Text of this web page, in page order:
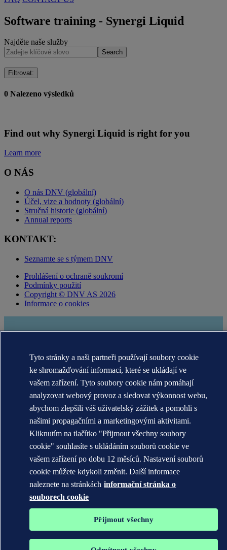
Software training - Synergi Liquid
Najděte naše služby
Search
Filtrovat:
0 Nalezeno výsledků
Find out why Synergi Liquid is right for you
Learn more
O NÁS
O nás DNV (globální)
Účel, vize a hodnoty (globální)
Stručná historie (globální)
Annual reports
KONTAKT:
Seznamte se s týmem DNV
Prohlášení o ochraně soukromí
Podmínky použití
Copyright © DNV AS 2026
Informace o cookies
Ochranné známky DNV GL®, DNV®, The Horizon Graphic a Det
Norske Veritas® jsou majetkem společností skupiny Det Norske
Veritas. Všechna práva vyhrazena.
WHEN TRUST MATTERS
Tyto stránky a naši partneři používají soubory cookie
ke shromažďování informací, které se ukládají ve
vašem zařízení. Tyto soubory cookie nám pomáhají
analyzovat webový provoz a sledovat výkonnost webu,
abychom zlepšili váš uživatelský zážitek a pomohli s
našimi propagačními a marketingovými aktivitami.
Kliknutím na tlačítko "Přijmout všechny soubory
cookie" souhlasíte s ukládáním souborů cookie ve
vašem zařízení po dobu 12 měsíců. Nastavení souborů
cookie můžete kdykoli změnit. Další informace
naleznete na stránkách informační stránka o
souborech cookie
Přijmout všechny